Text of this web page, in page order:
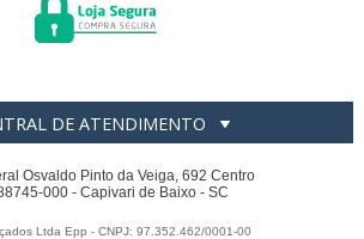
DE ATENDIMENTO
Osvaldo Pinto da Veiga, 692 Centro
000 - Capivari de Baixo - SC
Ltda Epp - CNPJ: 97.352.462/0001-00